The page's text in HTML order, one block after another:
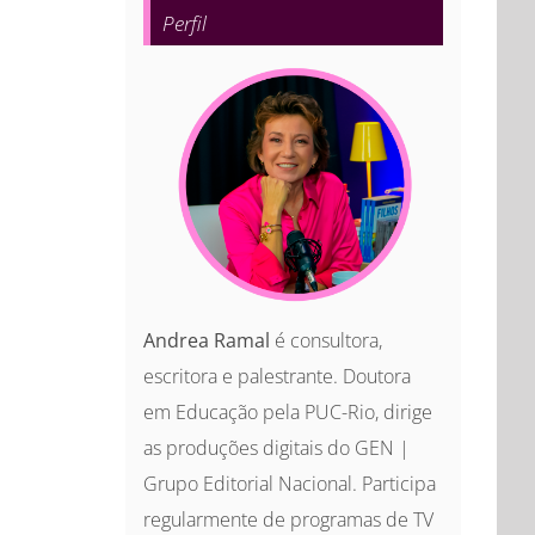
Perfil
Andrea Ramal é consultora,
escritora e palestrante. Doutora
em Educação pela PUC-Rio, dirige
as produções digitais do GEN |
Grupo Editorial Nacional. Participa
regularmente de programas de TV